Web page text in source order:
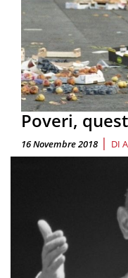
Poveri,
16 Novembre 2018 | DI